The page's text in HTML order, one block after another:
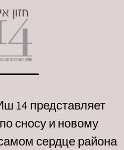
14 представляет
сносу и новому
сердце района